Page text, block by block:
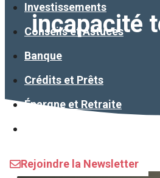
Investissements
Conseils et Astuces
Banque
Crédits et Prêts
Épargne et Retraite
Rejoindre la Newsletter
incapacité